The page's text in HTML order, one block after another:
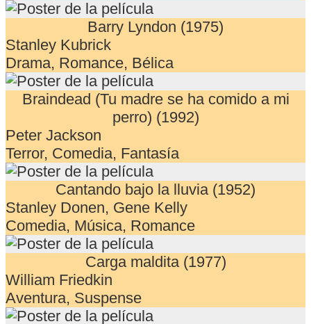
Barry Lyndon (1975)
Stanley Kubrick
Drama, Romance, Bélica
Braindead (Tu madre se ha comido a mi
perro) (1992)
Peter Jackson
Terror, Comedia, Fantasía
Cantando bajo la lluvia (1952)
Stanley Donen, Gene Kelly
Comedia, Música, Romance
Carga maldita (1977)
William Friedkin
Aventura, Suspense